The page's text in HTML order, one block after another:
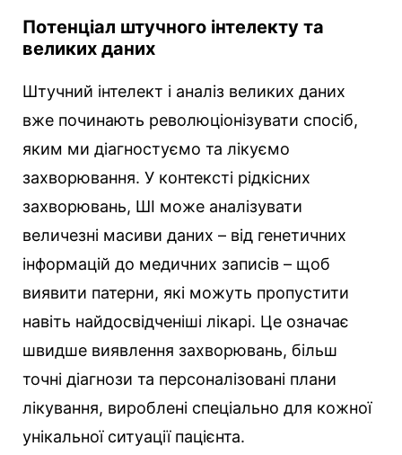
Потенціал штучного інтелекту та
великих даних
Штучний інтелект і аналіз великих даних
вже починають революціонізувати спосіб,
яким ми діагностуємо та лікуємо
захворювання. У контексті рідкісних
захворювань, ШІ може аналізувати
величезні масиви даних – від генетичних
інформацій до медичних записів – щоб
виявити патерни, які можуть пропустити
навіть найдосвідченіші лікарі. Це означає
швидше виявлення захворювань, більш
точні діагнози та персоналізовані плани
лікування, вироблені спеціально для кожної
унікальної ситуації пацієнта.